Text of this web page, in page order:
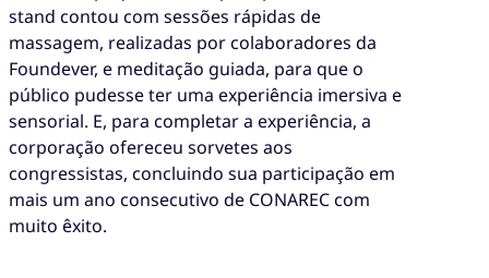
stand contou com sessões rápidas de
massagem, realizadas por colaboradores da
Foundever, e meditação guiada, para que o
público pudesse ter uma experiência imersiva e
sensorial. E, para completar a experiência, a
corporação ofereceu sorvetes aos
congressistas, concluindo sua participação em
mais um ano consecutivo de CONAREC com
muito êxito.